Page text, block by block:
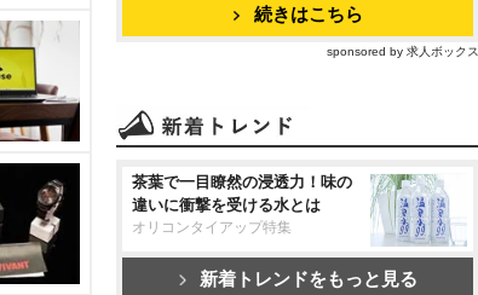
続きはこちら
sponsored by 求人ボックス
茶葉で一目瞭然の浸透力！味の
違いに衝撃を受ける水とは
オリコンタイアップ特集
新着トレンドをもっと見る